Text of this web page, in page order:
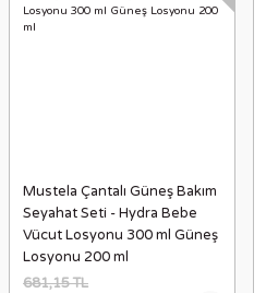
Mustela Çantalı Güneş Bakım
Seyahat Seti - Hydra Bebe
Vücut Losyonu 300 ml Güneş
Losyonu 200 ml
681,15 TL